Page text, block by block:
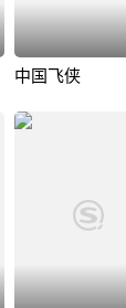
中国飞侠